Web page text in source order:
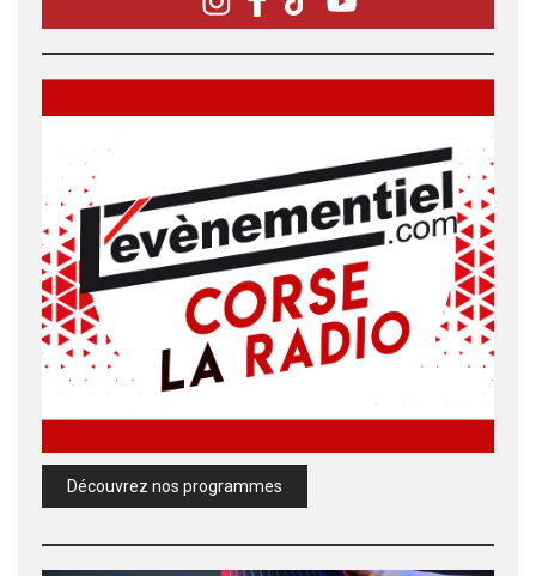
Découvrez nos programmes